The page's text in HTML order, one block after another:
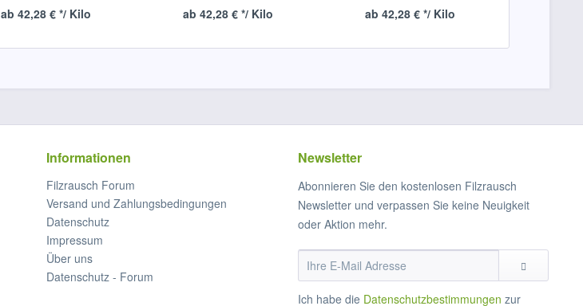
ab 42,28 € */ Kilo ab 42,28 € */ Kilo ab 42,28 € */ Kilo
Informationen
Filzrausch Forum
Versand und Zahlungsbedingungen
Datenschutz
Impressum
Über uns
Datenschutz - Forum
Newsletter
Abonnieren Sie den kostenlosen Filzrausch
Newsletter und verpassen Sie keine Neuigkeit
oder Aktion mehr.
Ich habe die Datenschutzbestimmungen zur